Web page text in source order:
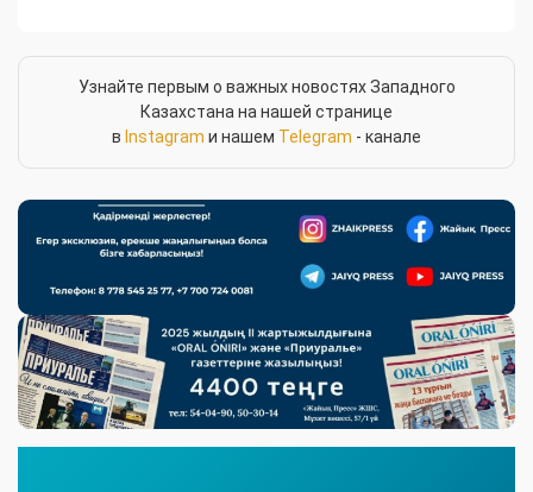
Узнайте первым о важных новостях Западного
Казахстана на нашей странице
в Instagram и нашем Telegram - канале